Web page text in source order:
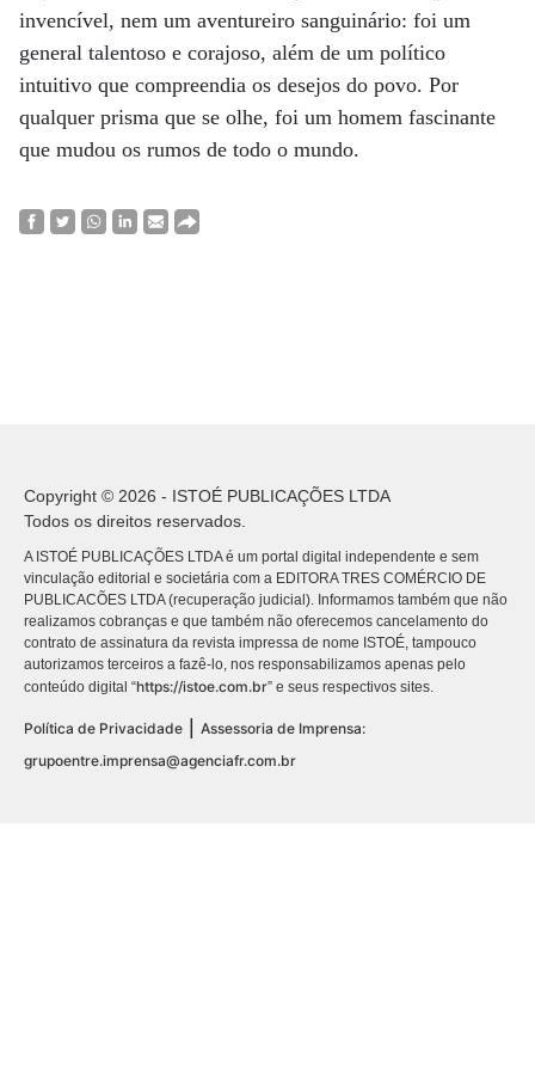
invencível, nem um aventureiro sanguinário: foi um
general talentoso e corajoso, além de um político
intuitivo que compreendia os desejos do povo. Por
qualquer prisma que se olhe, foi um homem fascinante
que mudou os rumos de todo o mundo.
Copyright © 2026 - ISTOÉ PUBLICAÇÕES LTDA
Todos os direitos reservados.
A ISTOÉ PUBLICAÇÕES LTDA é um portal digital independente e sem
vinculação editorial e societária com a EDITORA TRES COMÉRCIO DE
PUBLICACÕES LTDA (recuperação judicial). Informamos também que não
realizamos cobranças e que também não oferecemos cancelamento do
contrato de assinatura da revista impressa de nome ISTOÉ, tampouco
autorizamos terceiros a fazê-lo, nos responsabilizamos apenas pelo
conteúdo digital “https://istoe.com.br” e seus respectivos sites.
Política de Privacidade
Assessoria de Imprensa:
grupoentre.imprensa@agenciafr.com.br